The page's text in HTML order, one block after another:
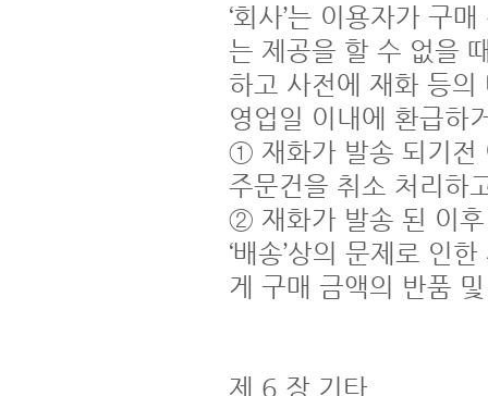
‘회사’는 이용자가 구
는 제공을 할 수 없을
하고 사전에 재화 등
영업일 이내에 환급하
① 재화가 발송 되기전
주문건을 취소 처리하
② 재화가 발송 된 이후
‘배송’상의 문제로 인
게 구매 금액의 반품
제 6 장 기타